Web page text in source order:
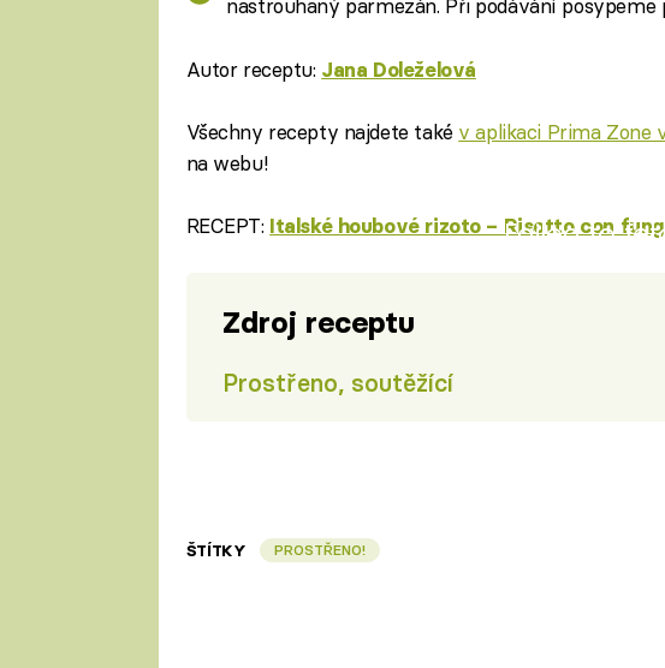
nastrouhaný parmezán. Při podávání posypeme
Autor receptu: Jana Doleželová
Všechny recepty najdete také v aplikaci Prima Zone
na webu!
Failed to
RECEPT: Italské houbové rizoto – Risotto con
Zdroj receptu
Prostřeno, soutěžící
ŠTÍTKY PROSTŘENO!